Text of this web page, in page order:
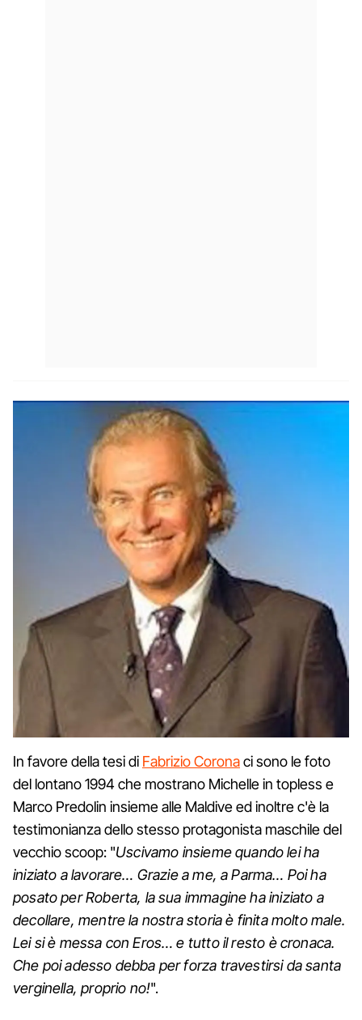
In favore della tesi di Fabrizio Coronaci sono le foto
del lontano 1994 che mostrano Michelle in topless e
Marco Predolin insieme alle Maldive ed inoltre c'è la
testimonianza dello stesso protagonista maschile del
vecchio scoop: "Uscivamo insieme quando lei ha
iniziato a lavorare… Grazie a me, a Parma… Poi ha
posato per Roberta, la sua immagine ha iniziato a
decollare, mentre la nostra storia è finita molto male.
Lei si è messa con Eros… e tutto il resto è cronaca.
Che poi adesso debba per forza travestirsi da santa
verginella, proprio no!".